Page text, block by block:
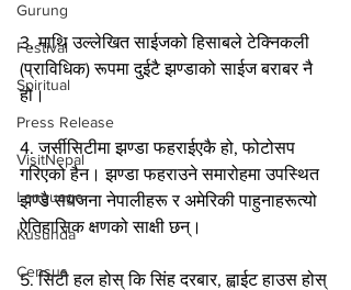
Gurung
Festival
Spiritual
Press Release
VisitNepal
Language
Kusunda
Census
3. माथि उल्लेखित साईजको हिसाबले टेक्निकली
(प्राविधिक) रूपमा दुईटै झण्डाको साईज बराबर नै
हो।
4. जर्सीसिटीमा झण्डा फहराईएकै हो, फोटोसप
गरिएको हैन। झण्डा फहराउने समारोहमा उपस्थित
झण्डै सयजना नेपालीहरू र अमेरिकी पाहुनाहरूत्यो
ऐतिहासिक क्षणको साक्षी छन्।
5. सिटी हल होस् कि सिंह दरबार, ह्वाईट हाउस होस्